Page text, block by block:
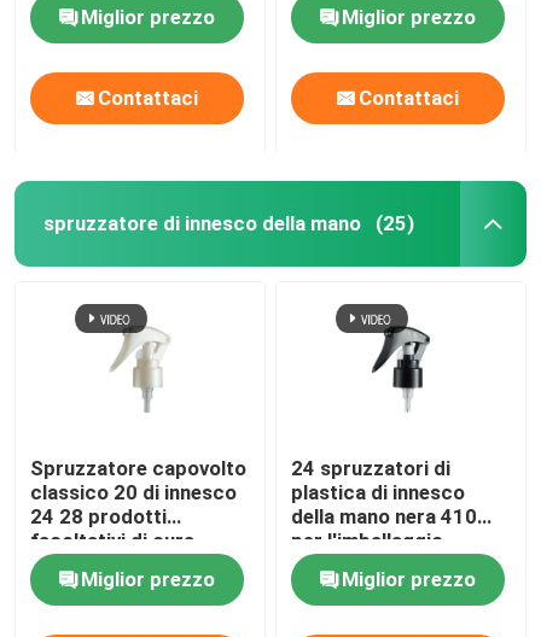
dell'automobile
Miglior prezzo
Contattaci
cosmeticoMiglior prezzo
Contattaci
spruzzatore di innesco della mano (25)
Spruzzatore capovolto
classico 20 di innesco
24 28 prodotti
facoltativi di cura
personale
Miglior prezzo
24 spruzzatori di
plastica di innesco
della mano nera 410
per l'imballaggio
cosmetico
Miglior prezzo